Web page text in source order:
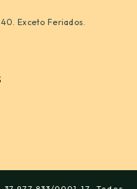
Exceto Feriados.